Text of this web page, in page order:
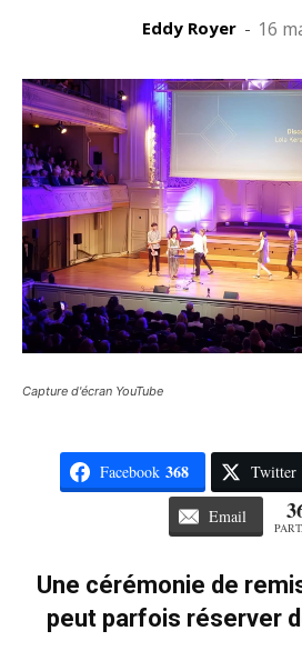
Eddy Royer - 16
Capture d'écran YouTube
Facebook 368 Twitter
Email
Une cérémonie de
peut parfois réserver